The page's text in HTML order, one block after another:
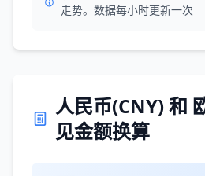
走势。数据每小时更新一次
人民币(CNY) 和
见金额换算